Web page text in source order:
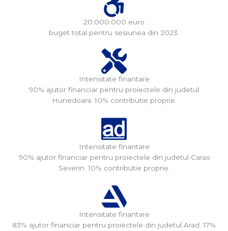
20.000.000 euro
buget total pentru sesiunea din 2023.
Intensitate finantare
90% ajutor financiar pentru proiectele din judetul
Hunedoara. 10% contributie proprie.
Intensitate finantare
90% ajutor financiar pentru proiectele din judetul Caras
Severin. 10% contributie proprie.
Intensitate finantare
83% ajutor financiar pentru proiectele din judetul Arad. 17%